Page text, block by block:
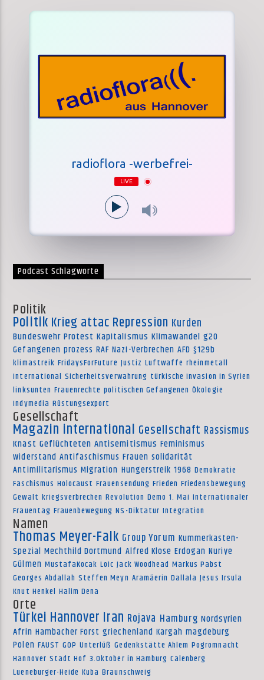
radioflora -werbefrei-
LIVE
Podcast Schlagworte
Politik
Politik Krieg attac Repression Kurden
Bundeswehr Protest Kapitalismus Klimawandel g20
Gefangenen prozess RAF Nazi-Verbrechen AFD §129b
klimastreik FridaysForFuture Justiz Luftwaffe rheinmetall
International Sicherheitsverwahrung türkische Invasion in Syrien
linksunten Frauenrechte politischen Gefangenen Ökologie
Indymedia Rüstungsexport
Gesellschaft
Magazin international Gesellschaft Rassismus
Knast Geflüchteten Antisemitismus Feminismus
widerstand Antifaschismus Frauen solidarität
Antimilitarismus Migration Hungerstreik 1968 Demokratie
Faschismus Holocaust Frauensendung Frieden Friedensbewegung
Gewalt kriegsverbrechen Revolution Demo 1. Mai Internationaler
Frauentag Frauenbewegung NS-Diktatur Integration
Namen
Thomas Meyer-Falk Group Yorum Kummerkasten-
Spezial Mechthild Dortmund Alfred Klose Erdogan Nuriye
Gülmen MustafaKocak Loic Jack Woodhead Markus Pabst
Georges Abdallah Steffen Meyn Aramäerin Dallala Jesus Irsula
Knut Henkel Halim Dena
Orte
Türkei Hannover Iran Rojava Hamburg Nordsyrien
Afrin Hambacher Forst griechenland Kargah magdeburg
Polen FAUST GOP Unterlüß Gedenkstätte Ahlem Pogromnacht
Hannover Stadt Hof 3.Oktober in Hamburg Calenberg
Lueneburger-Heide Kuba Braunschweig